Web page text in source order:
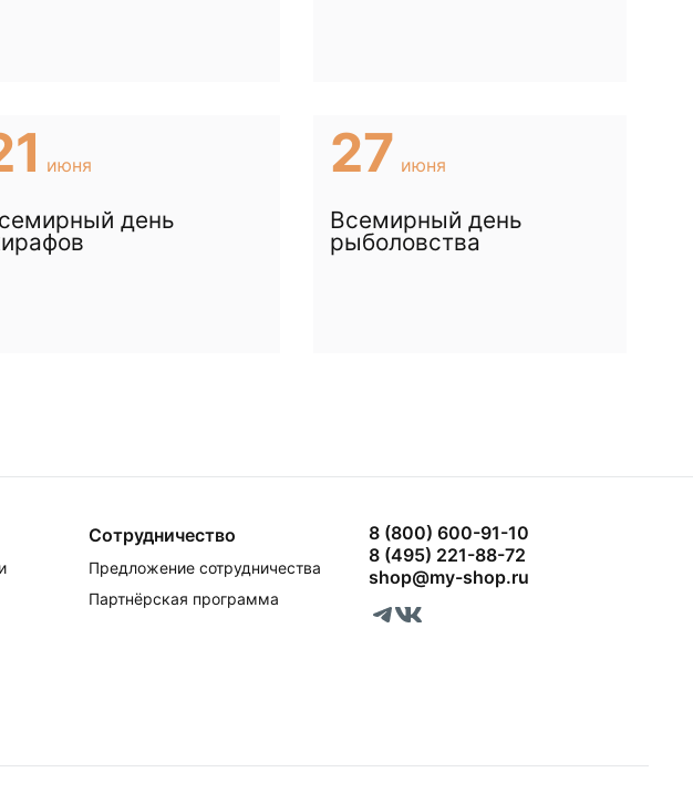
июня
день
27 июня
Всемирный день
рыболовства
Сотрудничество
Предложение сотрудничества
Партнёрская программа
8 (800) 600-91-10
8 (495) 221-88-72
shop@my-shop.ru